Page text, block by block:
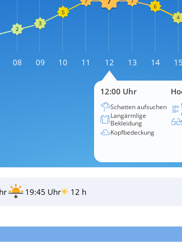
08 09 10 11 12 13 14 15
12:00 Uhr
Schatten aufsuchen
Langärmlige
Bekleidung
Kopfbedeckung
19:45 Uhr 12 h